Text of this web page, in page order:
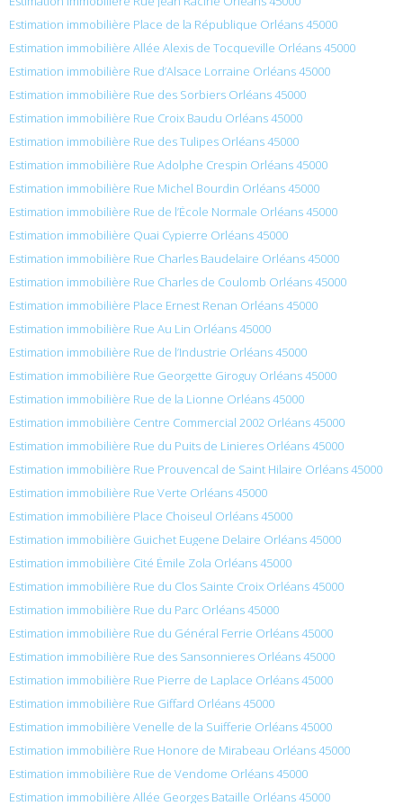
Estimation immobilière Place de la République Orléans 45000
Estimation immobilière Allée Alexis de Tocqueville Orléans 45000
Estimation immobilière Rue d’Alsace Lorraine Orléans 45000
Estimation immobilière Rue des Sorbiers Orléans 45000
Estimation immobilière Rue Croix Baudu Orléans 45000
Estimation immobilière Rue des Tulipes Orléans 45000
Estimation immobilière Rue Adolphe Crespin Orléans 45000
Estimation immobilière Rue Michel Bourdin Orléans 45000
Estimation immobilière Rue de l’École Normale Orléans 45000
Estimation immobilière Quai Cypierre Orléans 45000
Estimation immobilière Rue Charles Baudelaire Orléans 45000
Estimation immobilière Rue Charles de Coulomb Orléans 45000
Estimation immobilière Place Ernest Renan Orléans 45000
Estimation immobilière Rue Au Lin Orléans 45000
Estimation immobilière Rue de l’Industrie Orléans 45000
Estimation immobilière Rue Georgette Giroguy Orléans 45000
Estimation immobilière Rue de la Lionne Orléans 45000
Estimation immobilière Centre Commercial 2002 Orléans 45000
Estimation immobilière Rue du Puits de Linieres Orléans 45000
Estimation immobilière Rue Prouvencal de Saint Hilaire Orléans 45000
Estimation immobilière Rue Verte Orléans 45000
Estimation immobilière Place Choiseul Orléans 45000
Estimation immobilière Guichet Eugene Delaire Orléans 45000
Estimation immobilière Cité Émile Zola Orléans 45000
Estimation immobilière Rue du Clos Sainte Croix Orléans 45000
Estimation immobilière Rue du Parc Orléans 45000
Estimation immobilière Rue du Général Ferrie Orléans 45000
Estimation immobilière Rue des Sansonnieres Orléans 45000
Estimation immobilière Rue Pierre de Laplace Orléans 45000
Estimation immobilière Rue Giffard Orléans 45000
Estimation immobilière Venelle de la Suifferie Orléans 45000
Estimation immobilière Rue Honore de Mirabeau Orléans 45000
Estimation immobilière Rue de Vendome Orléans 45000
Estimation immobilière Allée Georges Bataille Orléans 45000